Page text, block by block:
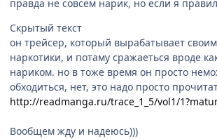
правда не совсем нарик, но если я
Скрытый текст
он трейсер, который вырабатывает
наркотики, и потаму сражаеться вроде
нариком. но в тоже время он просто
обходиться, нет, это надо просто
http://readmanga.ru/trace_1_5/vol1/
Вообщем жду и надеюсь)))